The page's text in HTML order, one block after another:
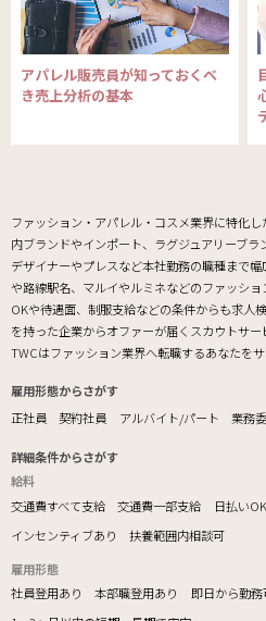
アパレル販売員が知っておくべ
き売上分析の基本
ファッション・アパレル・コスメ業界に特化
内ブランドやインポート、ラグジュアリーブラ
デザイナーやプレスなど本社勤務の職種まで
や路線駅名、マルイやルミネなどのファッシ
OKや待遇面、制服支給などの条件からも求人
を持った企業からオファーが届くスカウトサー
TWCはファッション業界へ転職するあなたをサ
雇用形態からさがす
正社員
契約社員 アルバイト/パート 業務
詳細条件からさがす
給料
交通費すべて支給
交通費一部支給 日払いOK
インセンティブあり
扶養範囲内相談可
雇用形態
社員登用あり
本部職登用あり 即日から勤務